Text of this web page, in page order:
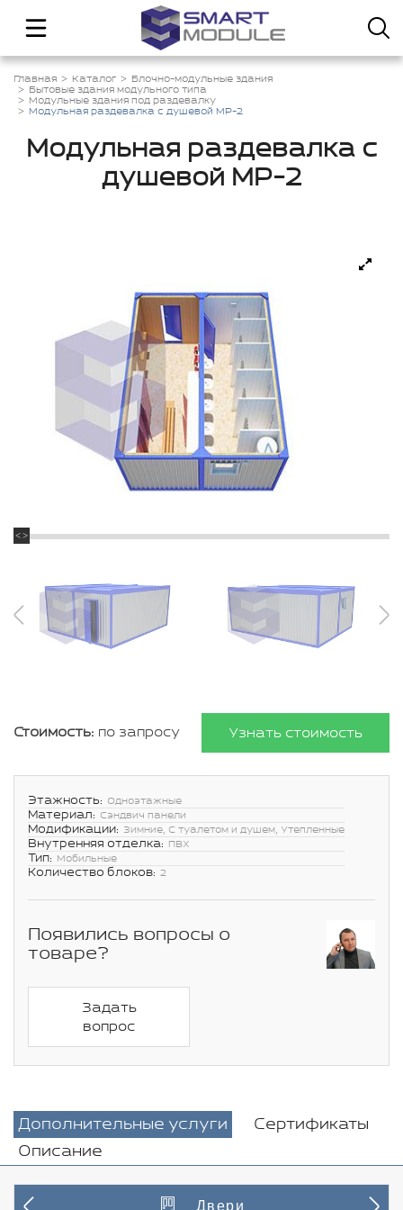
Главная Каталог
Блочно-модульные здания
Бытовые здания модульного типа
Модульные здания под раздевалку
Модульная раздевалка с душевой МР-2
Модульная раздевалка с
душевой МР-2
Стоимость: по запросу Узнать стоимость
Этажность: Одноэтажные
Материал: Сэндвич панели
Модификации: Зимние, С туалетом и душем, Утепленные
Внутренняя отделка: ПВХ
Тип: Мобильные
Количество блоков: 2
Появились вопросы о
товаре?
Задать
вопрос
Дополнительные услуги
Сертификаты
Описание
Двери